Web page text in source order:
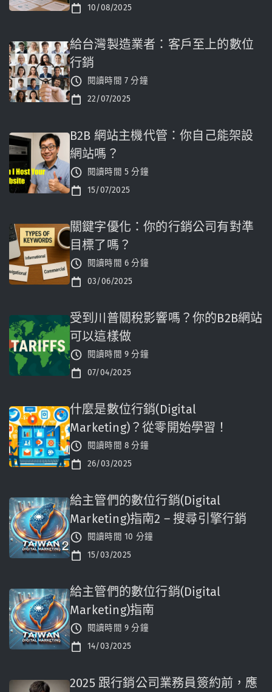
10/08/2025
給台灣製造業者：客戶至上的數位
行銷
閱讀時間 7 分鐘
22/07/2025
B2B 網站主機代管：你自己能架設
網站嗎？
閱讀時間 5 分鐘
15/07/2025
關鍵字優化：你的行銷公司有對準
目標了嗎？
閱讀時間 6 分鐘
03/06/2025
受到川普關稅影響嗎？你的B2B網站
可以這樣做
閱讀時間 9 分鐘
07/04/2025
什麼是數位行銷(Digital
Marketing)？從零開始學習！
閱讀時間 8 分鐘
26/03/2025
給主管們的數位行銷(Digital
Marketing)指南2 – 搜尋引擎行銷
閱讀時間 10 分鐘
15/03/2025
給主管們的數位行銷(Digital
Marketing)指南
閱讀時間 9 分鐘
14/03/2025
2025 跟行銷公司業務員簽約前，應